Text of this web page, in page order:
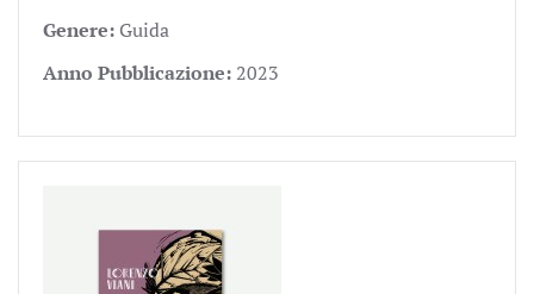
Genere: Guida
Anno Pubblicazione: 2023